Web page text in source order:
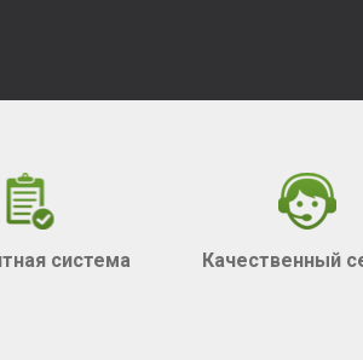
система Качественный